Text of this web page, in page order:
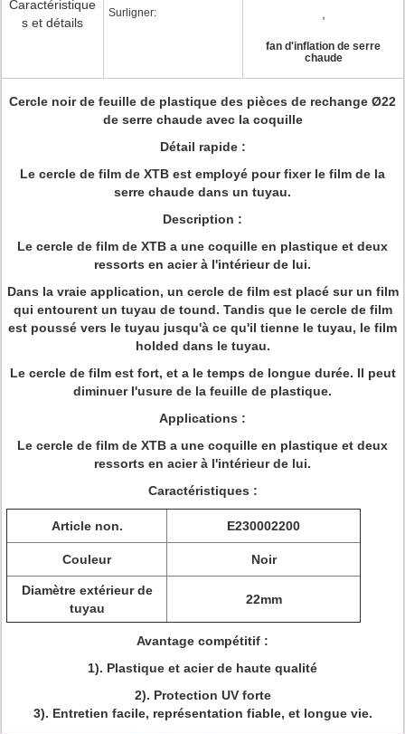
Caractéristique
s et détails
Surligner:
fan d'inflation de serre
chaude
Cercle noir de feuille de plastique des pièces de rechange Ø22
de serre chaude avec la coquille
Détail rapide :
Le cercle de film de XTB est employé pour fixer le film de la
serre chaude dans un tuyau.
Description :
Le cercle de film de XTB a une coquille en plastique et deux
ressorts en acier à l'intérieur de lui.
Dans la vraie application, un cercle de film est placé sur un film
qui entourent un tuyau de tound. Tandis que le cercle de film
est poussé vers le tuyau jusqu'à ce qu'il tienne le tuyau, le film
holded dans le tuyau.
Le cercle de film est fort, et a le temps de longue durée. Il peut
diminuer l'usure de la feuille de plastique.
Applications :
Le cercle de film de XTB a une coquille en plastique et deux
ressorts en acier à l'intérieur de lui.
Caractéristiques :
Article non. E230002200
Couleur Noir
Diamètre extérieur de
tuyau
22mm
Avantage compétitif :
1). Plastique et acier de haute qualité
2). Protection UV forte
3). Entretien facile, représentation fiable, et longue vie.